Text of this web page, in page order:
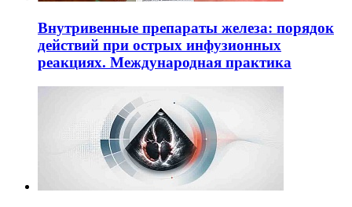
Внутривенные препараты железа: порядок
действий при острых инфузионных
реакциях. Международная практика